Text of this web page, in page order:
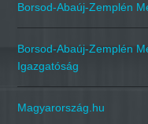
Borsod-Abaúj-Zemplén
Borsod-Abaúj-Zemplén
Igazgatóság
Magyarország.hu